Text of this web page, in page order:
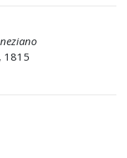
1815